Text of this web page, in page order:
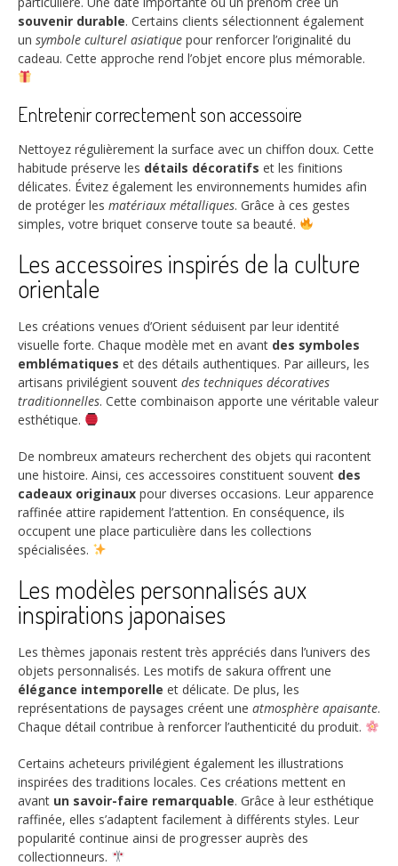
souvenir durable. Certains clients sélectionnent également
un symbole culturel asiatique pour renforcer l’originalité du
cadeau. Cette approche rend l’objet encore plus mémorable.
Entretenir correctement son accessoire
Nettoyez régulièrement la surface avec un chiffon doux. Cette
habitude préserve les détails décoratifs et les finitions
délicates. Évitez également les environnements humides afin
de protéger les matériaux métalliques. Grâce à ces gestes
simples, votre briquet conserve toute sa beauté.
Les accessoires inspirés de la culture
orientale
Les créations venues d’Orient séduisent par leur identité
visuelle forte. Chaque modèle met en avant des symboles
emblématiques et des détails authentiques. Par ailleurs, les
artisans privilégient souvent des techniques décoratives
traditionnelles. Cette combinaison apporte une véritable valeur
esthétique.
De nombreux amateurs recherchent des objets qui racontent
une histoire. Ainsi, ces accessoires constituent souvent des
cadeaux originaux pour diverses occasions. Leur apparence
raffinée attire rapidement l’attention. En conséquence, ils
occupent une place particulière dans les collections
spécialisées.
Les modèles personnalisés aux
inspirations japonaises
Les thèmes japonais restent très appréciés dans l’univers des
objets personnalisés. Les motifs de sakura offrent une
élégance intemporelle et délicate. De plus, les
représentations de paysages créent une atmosphère apaisante.
Chaque détail contribue à renforcer l’authenticité du produit.
Certains acheteurs privilégient également les illustrations
inspirées des traditions locales. Ces créations mettent en
avant un savoir-faire remarquable. Grâce à leur esthétique
raffinée, elles s’adaptent facilement à différents styles. Leur
popularité continue ainsi de progresser auprès des
collectionneurs.